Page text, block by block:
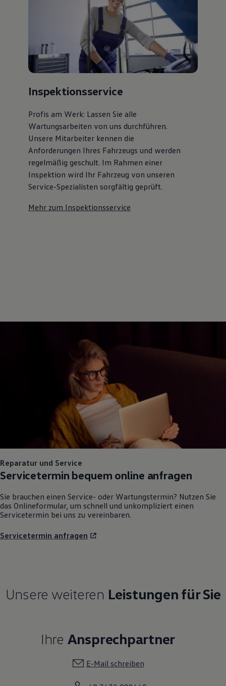
Inspektionsservice
Profis am Werk: Lassen Sie alle
Wartungsarbeiten von uns durchführen.
Unsere Mitarbeiter kennen die
Anforderungen Ihres Fahrzeugs und werden
regelmäßig geschult. Im Rahmen einer
Inspektion wird Ihr Fahrzeug von unseren
Service-Spezialisten sorgfältig geprüft.
Mehr zum Inspektionsservice
Reparatur und Service
Servicetermin bequem online anfragen
Sie brauchen einen Service- oder Wartungstermin? Nutzen Sie
das Onlineformular, um schnell und unkompliziert einen
Servicetermin bei uns zu vereinbaren.
Servicetermin anfragen
Unsere weiteren Leistungen für Sie
Ihre Ansprechpartner
E-Mail schreiben